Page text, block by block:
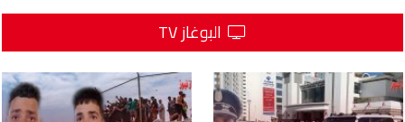
البوغاز TV